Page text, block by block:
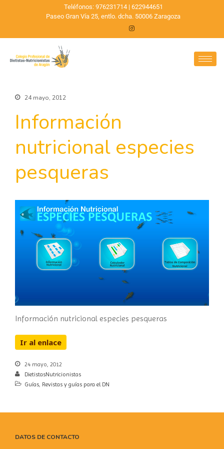
Teléfonos: 976231714 | 622944651
Paseo Gran Vía 25, entlo. dcha. 50006 Zaragoza
24 mayo, 2012
Información
nutricional especies
pesqueras
Información nutricional especies pesqueras
Ir al enlace
24 mayo, 2012
DietistasNutricionistas
Guías, Revistas y guías para el DN
DATOS DE CONTACTO